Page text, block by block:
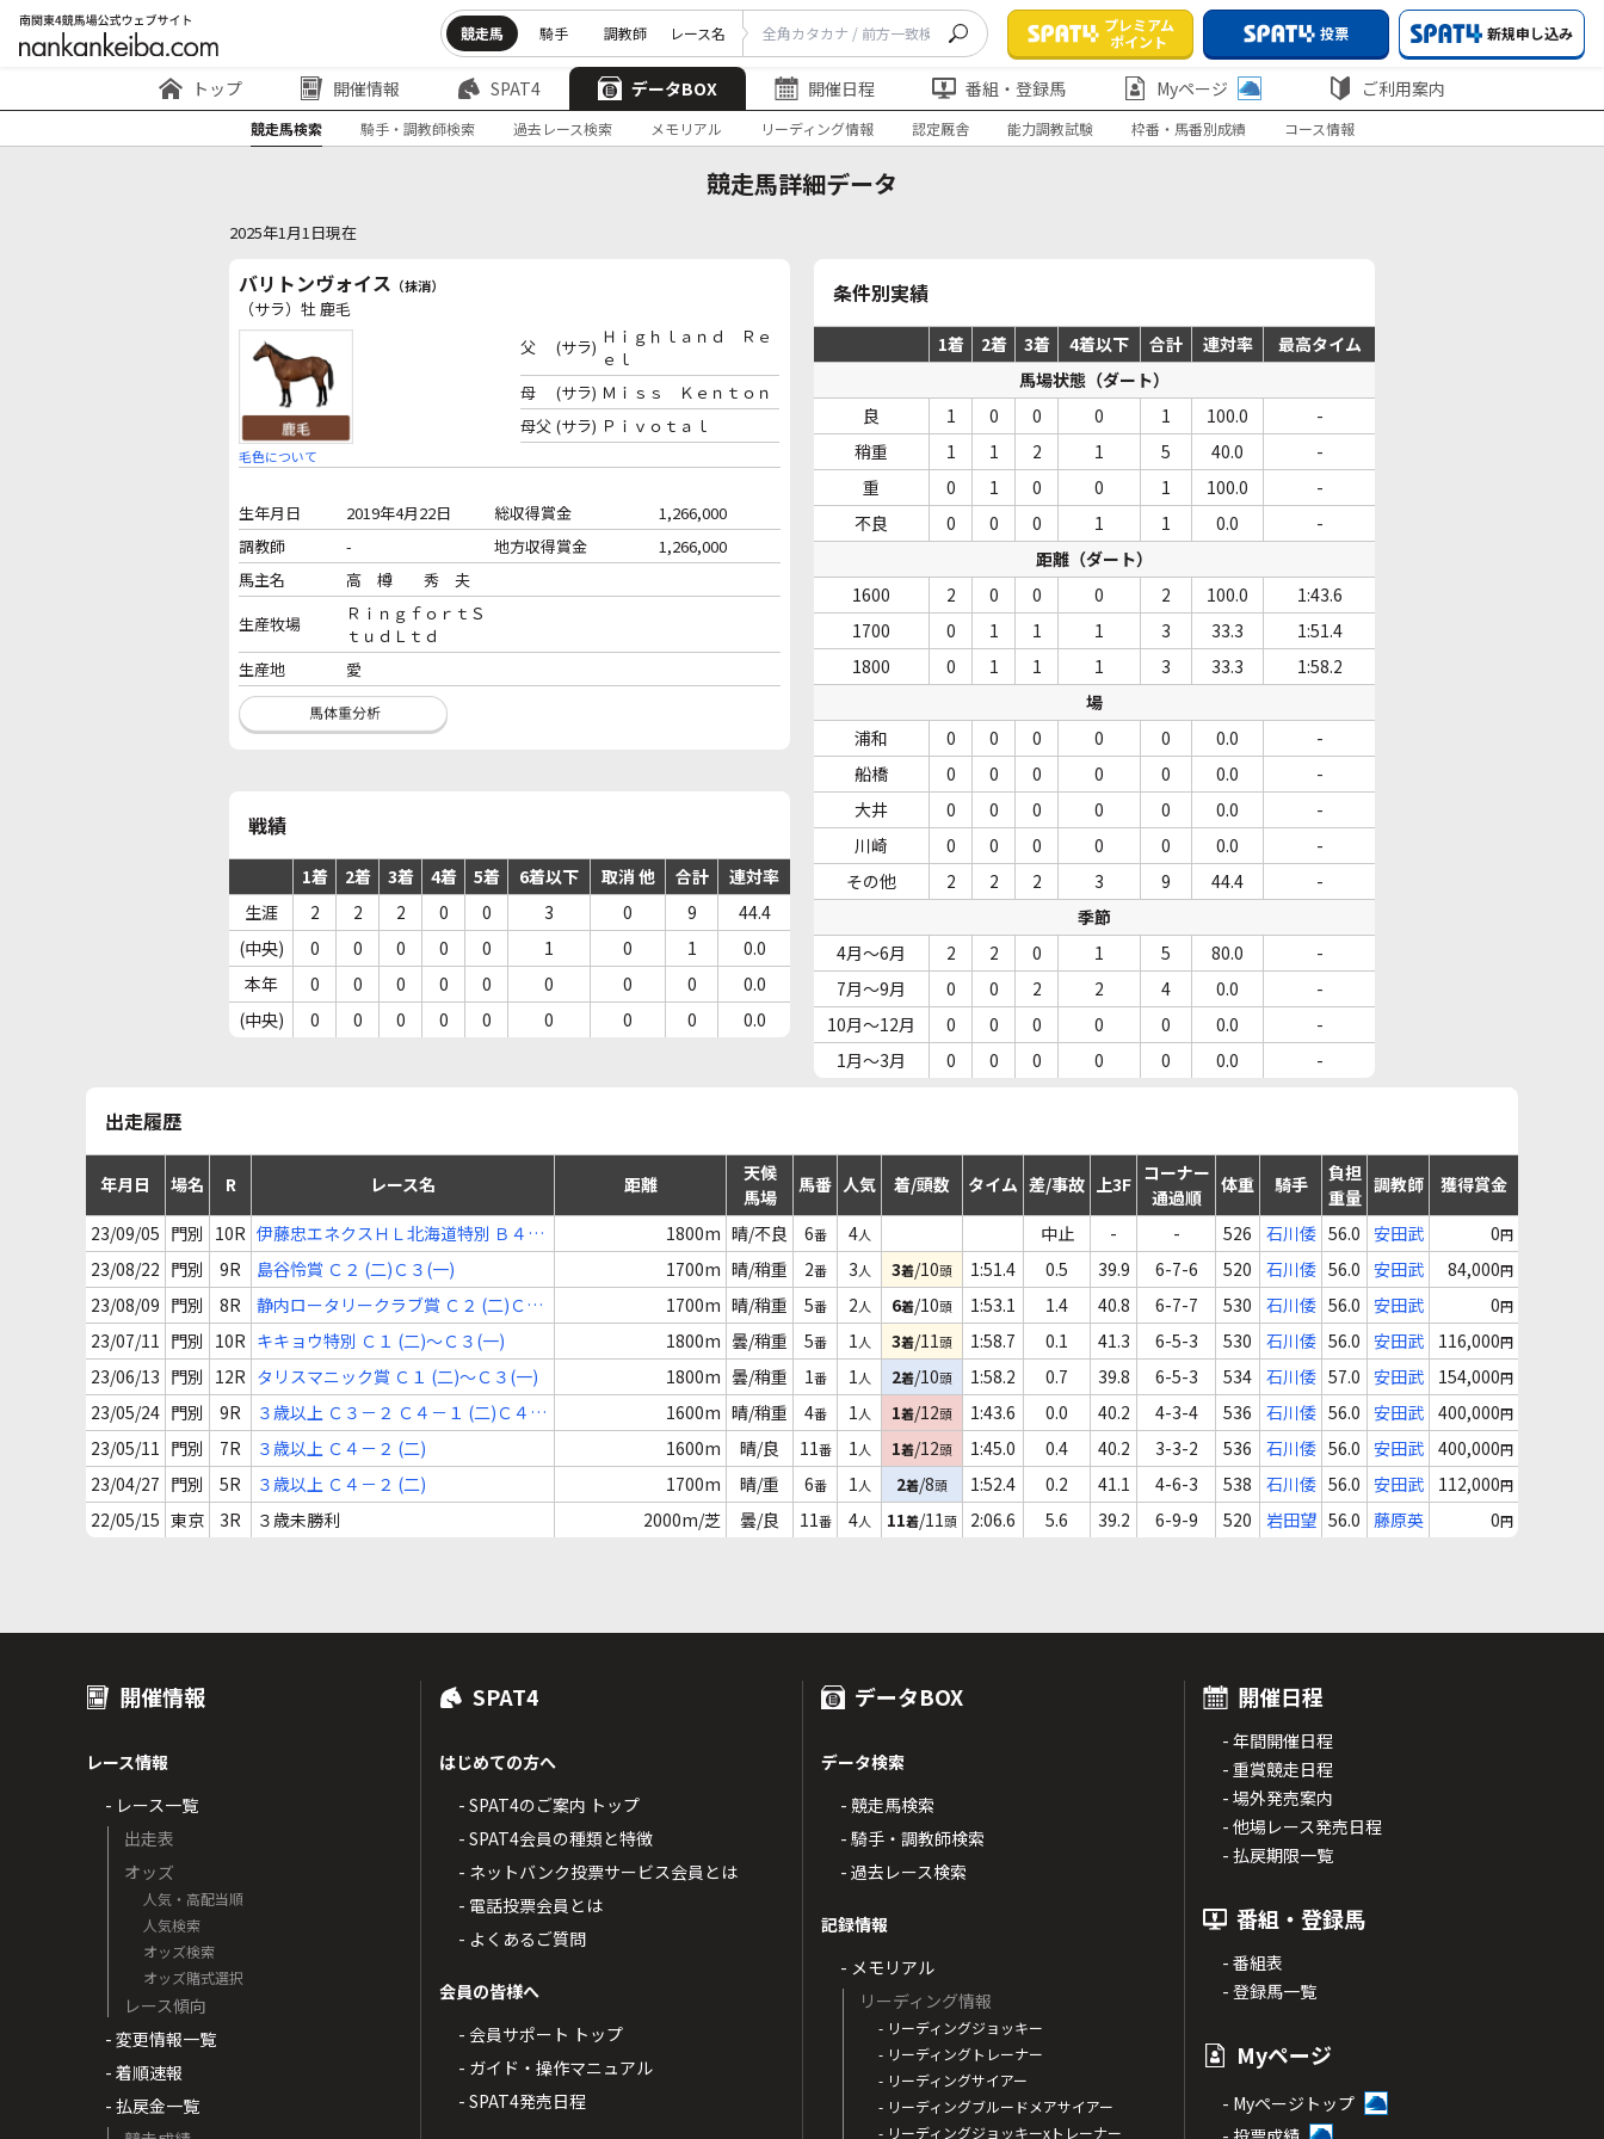
競走馬 騎手 調教師 レース名
プレミアム
ポイント
投票 新規申し込み
トップ 開催情報 SPAT4 データBOX 開催日程 番組・登録馬 Myページ ご利用案内
競走馬検索 騎手・調教師検索 過去レース検索 メモリアル リーディング情報 認定厩舎 能力調教試験 枠番・馬番別成績 コース情報
競走馬詳細データ
2025年1月1日現在
バリトンヴォイス （抹消）
（サラ）牡 鹿毛
毛色について
父 (サラ) Ｈｉｇｈｌａｎｄ Ｒｅ
ｅｌ
母
(サラ) Ｍｉｓｓ Ｋｅｎｔｏｎ
母父 (サラ) Ｐｉｖｏｔａｌ
生年月日 2019年4月22日 総収得賞金
1,266,000
調教師
- 地方収得賞金
1,266,000
馬主名
高 樽 秀 夫
生産牧場
ＲｉｎｇｆｏｒｔＳ
ｔｕｄＬｔｄ
生産地
愛
戦績
1着 2着 3着 4着 5着 6着以下 取消 他 合計
連対率
生涯
2 2 2 0 0 3 0 9
44.4
(中央)
0 0 0 0 0 1 0 1
0.0
本年
0 0 0 0 0 0 0 0
0.0
(中央)
0 0 0 0 0 0 0 0 0.0
条件別実績
1着 2着 3着 4着以下 合計 連対率
最高タイム
馬場状態（ダート）
良
1 0 0 0 1 100.0
-
稍重
1 1 2 1 5 40.0
-
重
0 1 0 0 1 100.0
-
不良
0 0 0 1 1 0.0
-
距離（ダート）
1600
2 0 0 0 2 100.0
1:43.6
1700
0 1 1 1 3 33.3
1:51.4
1800
0 1 1 1 3 33.3
1:58.2
場
浦和
0 0 0 0 0 0.0
-
船橋
0 0 0 0 0 0.0
-
大井
0 0 0 0 0 0.0
-
川崎
0 0 0 0 0 0.0
-
その他
2 2 2 3 9 44.4
-
季節
4月～6月
2 2 0 1 5 80.0
-
7月～9月
0 0 2 2 4 0.0
-
10月～12月
0 0 0 0 0 0.0
-
1月～3月
0 0 0 0 0 0.0 -
出走履歴
年月日 場名 R レース名 距離
天候
馬場
馬番 人気 着/頭数 タイム 差/事故 上3F コーナー
通過順
体重 騎手
負担
重量
調教師 獲得賞金
23/09/05 門別 10R 伊藤忠エネクスＨＬ北海道特別 Ｂ４
(二)～Ｃ２(一)
1800m 晴/不良 6番 4人 中止 - - 526 石川倭 56.0 安田武 0円
23/08/22 門別 9R 島谷怜賞 Ｃ２ (二)Ｃ３(一) 1700m 晴/稍重 2番 3人 3着/10頭 1:51.4 0.5 39.9 6-7-6 520 石川倭 56.0 安田武 84,000円
23/08/09 門別 8R
静内ロータリークラブ賞 Ｃ２ (二)Ｃ３
(一)
1700m 晴/稍重 5番 2人 6着/10頭 1:53.1 1.4 40.8 6-7-7 530 石川倭 56.0 安田武 0円
23/07/11 門別 10R キキョウ特別 Ｃ１ (二)～Ｃ３(一) 1800m 曇/稍重 5番 1人 3着/11頭 1:58.7 0.1 41.3 6-5-3 530 石川倭 56.0 安田武 116,000円
23/06/13 門別 12R タリスマニック賞 Ｃ１ (二)～Ｃ３(一) 1800m 曇/稍重 1番 1人 2着/10頭 1:58.2 0.7 39.8 6-5-3 534 石川倭 57.0 安田武 154,000円
23/05/24 門別 9R
３歳以上 Ｃ３－２ Ｃ４－１ (二)Ｃ４
(一)
1600m 晴/稍重 4番 1人 1着/12頭 1:43.6 0.0 40.2 4-3-4 536 石川倭 56.0 安田武 400,000円
23/05/11 門別 7R ３歳以上 Ｃ４－２ (二) 1600m 晴/良 11番 1人 1着/12頭 1:45.0 0.4 40.2 3-3-2 536 石川倭 56.0 安田武 400,000円
23/04/27 門別 5R ３歳以上 Ｃ４－２ (二) 1700m 晴/重 6番 1人 2着/8頭 1:52.4 0.2 41.1 4-6-3 538 石川倭 56.0 安田武 112,000円
22/05/15 東京 3R ３歳未勝利 2000m/芝 曇/良 11番 4人 11着/11頭 2:06.6 5.6 39.2 6-9-9 520 岩田望 56.0 藤原英 0円
開催情報
レース情報
- レース一覧
出走表
オッズ
人気・高配当順
人気検索
オッズ検索
オッズ賭式選択
レース傾向
- 変更情報一覧
- 着順速報
- 払戻金一覧
SPAT4
はじめての方へ
- SPAT4のご案内 トップ
- SPAT4会員の種類と特徴
- ネットバンク投票サービス会員とは
- 電話投票会員とは
- よくあるご質問
会員の皆様へ
- 会員サポート トップ
- ガイド・操作マニュアル
- SPAT4発売日程
データBOX
データ検索
- 競走馬検索
- 騎手・調教師検索
- 過去レース検索
記録情報
- メモリアル
リーディング情報
- リーディングジョッキー
- リーディングトレーナー
- リーディングサイアー
- リーディングブルードメアサイアー
- リーディングジョッキーxトレーナー
開催日程
- 年間開催日程
- 重賞競走日程
- 場外発売案内
- 他場レース発売日程
- 払戻期限一覧
番組・登録馬
- 番組表
- 登録馬一覧
Myページ
- Myページトップ